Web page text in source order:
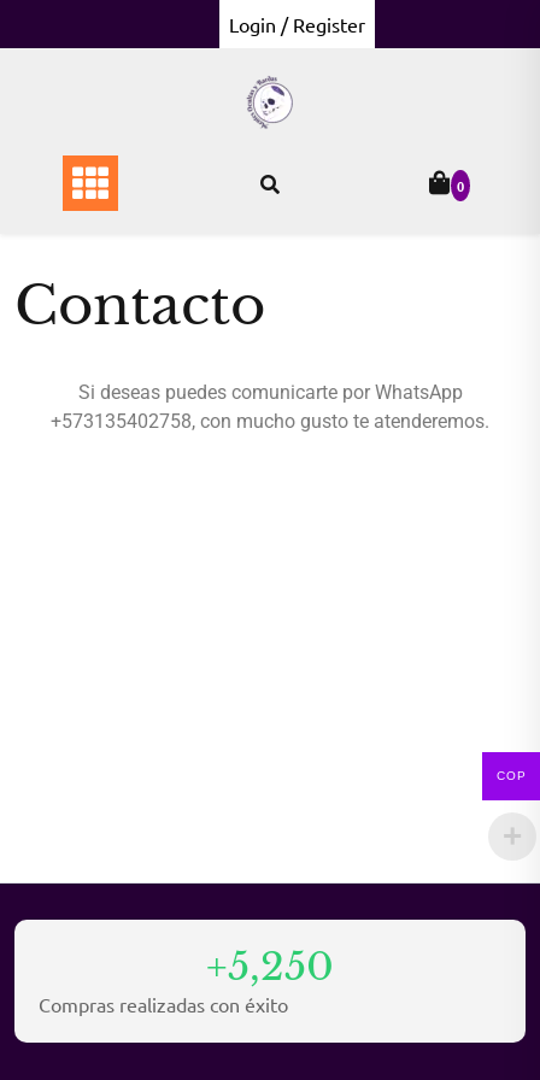
Login / Register
0
Contacto
Si deseas puedes comunicarte por WhatsApp
+573135402758, con mucho gusto te atenderemos.
+5,250
Compras realizadas con éxito
COP